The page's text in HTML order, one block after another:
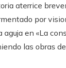
aterrice
por
aguja en «La
las obras